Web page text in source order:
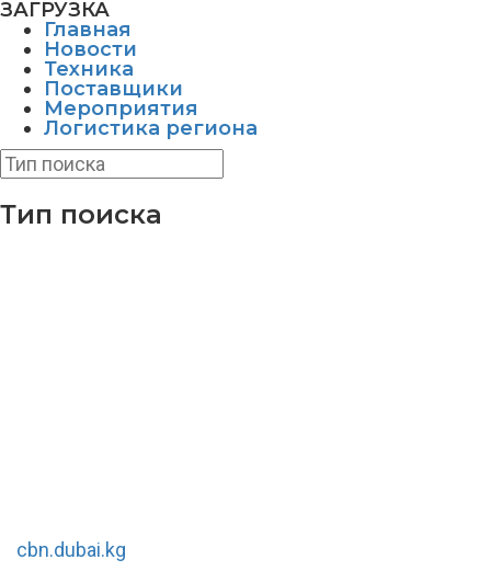
ЗАГРУЗКА
Главная
Новости
Техника
Поставщики
Мероприятия
Логистика региона
Тип поиска
cbn.dubai.kg